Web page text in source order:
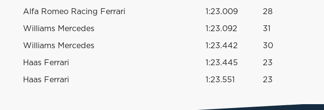
Alfa Romeo Racing Ferrari 1:23.009 28
Williams Mercedes 1:23.092 31
Williams Mercedes 1:23.442 30
Haas Ferrari 1:23.445 23
Haas Ferrari 1:23.551 23